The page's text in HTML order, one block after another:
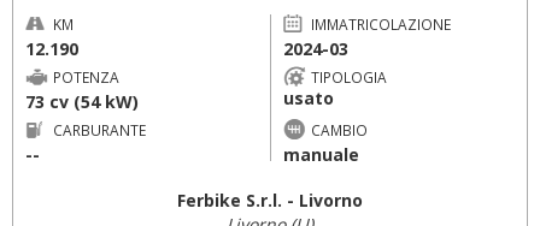
KM
12.190
IMMATRICOLAZIONE
2024-03
POTENZA
73 cv (54 kW)
TIPOLOGIA
usato
CARBURANTE
--
CAMBIO
manuale
Ferbike S.r.l. - Livorno